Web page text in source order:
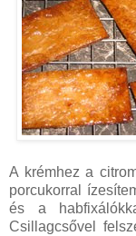
A krémhez a
porcukorral
és a
Csillagcsővel